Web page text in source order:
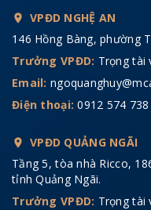
VPĐD NGHỆ AN
146 Hồng Bàng, phường
Trưởng VPĐD: Trọng tài
Email:
Điện thoại:0912 574 738
VPĐD QUẢNG NGÃI
Tầng 5, tòa nhà Ricco,
tỉnh Quảng Ngãi.
Trưởng VPĐD: Trọng tài